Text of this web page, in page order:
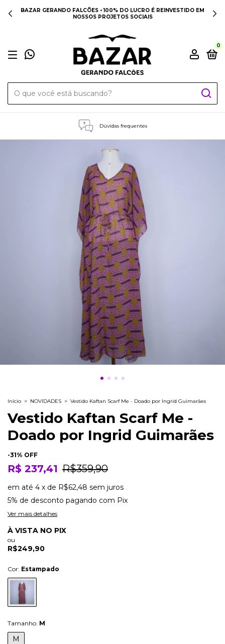
BAZAR GERANDO FALCÕES • 100% DO LUCRO É REINVESTIDO EM
NOSSOS PROJETOS SOCIAIS
0
Dúvidas frequentes
Início > NOVIDADES > Vestido Kaftan Scarf Me - Doado por Ingrid Guimarães
Vestido Kaftan Scarf Me -
Doado por Ingrid Guimarães
-31% OFF
R$ 237,41 R$359,90
em até 4 x de R$62,48 sem juros
5% de desconto pagando com Pix
Ver mais detalhes
À VISTA NO PIX
ou
R$249,90
Cor: Estampado
Tamanho: M
M